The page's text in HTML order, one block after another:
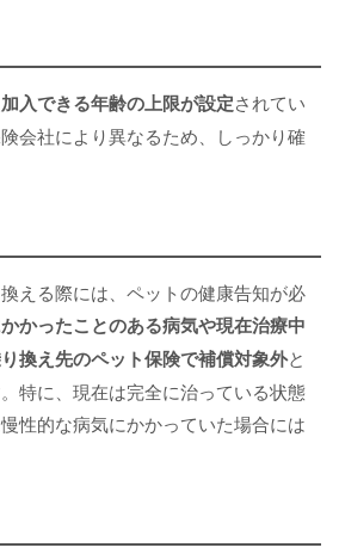
加入できる年齢の上限が設定されてい
会社により異なるため、しっかり確
える際には、ペットの健康告知が必
かったことのある病気や現在治療中
換え先のペット保険で補償対象外と
特に、現在は完全に治っている状態
性的な病気にかかっていた場合には